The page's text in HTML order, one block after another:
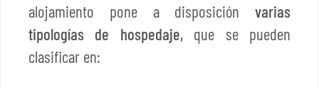
alojamiento pone a disposiciónvarias
tipologías de hospedaje,que se pueden
clasificar en: